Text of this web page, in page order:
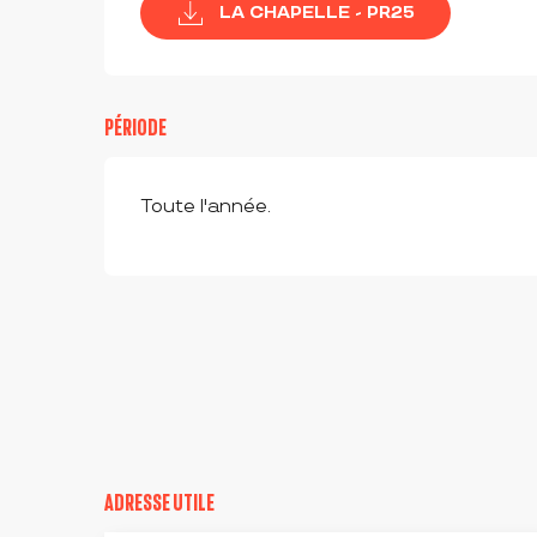
LA CHAPELLE - PR25
PÉRIODE
Toute l'année.
ADRESSE UTILE